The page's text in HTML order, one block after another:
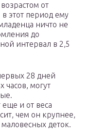
от
этот период ему
ничто не
до
интервал в 2,5
28 дней
часов, могут
еще и от веса
чем он крупнее,
деток.